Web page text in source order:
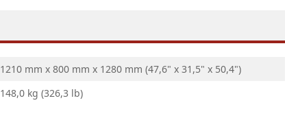
1210 mm x 800 mm x 1280 mm (47,6" x 31,5" x 50,4")
148,0 kg (326,3 lb)